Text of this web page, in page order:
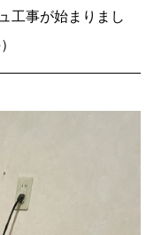
工事が始まりまし